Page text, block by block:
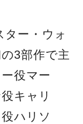
ー・ウォ
3部作で主
役マー
キャリ
ハリソ